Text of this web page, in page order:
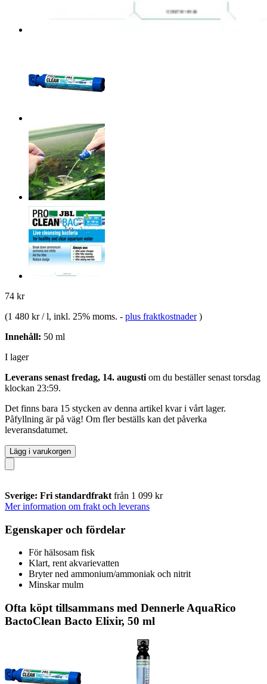
74 kr
(1 480 kr / l, inkl. 25% moms. - plus fraktkostnader )
Innehåll: 50 ml
I lager
Leverans senast fredag, 14. augusti om du beställer senast torsdag
klockan 23:59.
Det finns bara 15 stycken av denna artikel kvar i vårt lager.
Påfyllning är på väg! Om fler beställs kan det påverka
leveransdatumet.
Lägg i varukorgen
Sverige: Fri standardfrakt från 1 099 kr
Mer information om frakt och leverans
Egenskaper och fördelar
För hälsosam fisk
Klart, rent akvarievatten
Bryter ned ammonium/ammoniak och nitrit
Minskar mulm
Ofta köpt tillsammans med Dennerle AquaRico
BactoClean Bacto Elixir, 50 ml